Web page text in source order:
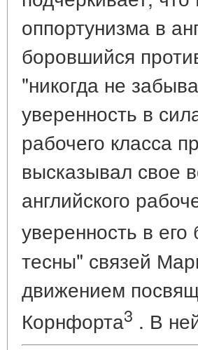
оппортунизма в
боровшийся
"никогда не
уверенность в
рабочего класса
высказывал свое
английского
уверенность в
тесны" связей
движением
Корнфорта3 . В